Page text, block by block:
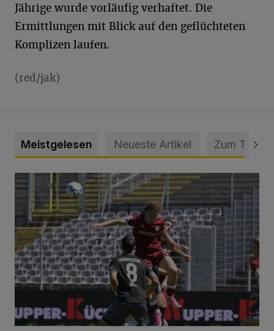
Jährige wurde vorläufig verhaftet. Die
Ermittlungen mit Blick auf den geflüchteten
Komplizen laufen.
(red/jak)
Meistgelesen Neueste Artikel Zum Thema
WSV: Übertragung im Barmer Bahnhof und klare Ansage